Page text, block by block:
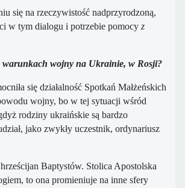
się na rzeczywistość nadprzyrodzoną,
w tym dialogu i potrzebie pomocy z
warunkach wojny na Ukrainie, w Rosji?
się działalność Spotkań Małżeńskich
wojny, bo w tej sytuacji wśród
rodziny ukraińskie są bardzo
jako zwykły uczestnik, ordynariusz
Baptystów. Stolica Apostolska
to ona promieniuje na inne sfery